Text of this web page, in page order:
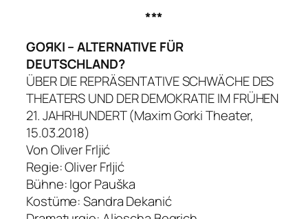
***
GOЯKI – ALTERNATIVE FÜR
DEUTSCHLAND?
ÜBER DIE REPRÄSENTATIVE SCHWÄCHE DES
THEATERS UND DER DEMOKRATIE IM FRÜHEN
21. JAHRHUNDERT (Maxim Gorki Theater,
15.03.2018)
Von Oliver Frljić
Regie: Oliver Frljić
Bühne: Igor Pauška
Kostüme: Sandra Dekanić